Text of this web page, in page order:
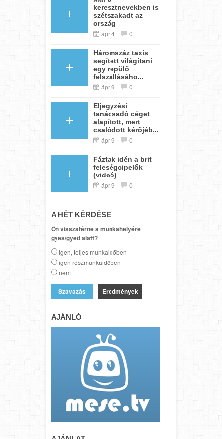
keresztnevekben is
szétszakadt az
ország
ápr 4 0
Háromszáz taxis
segített világítani
egy repülő
felszállásáho...
ápr 9 0
Eljegyzési
tanácsadó céget
alapított, mert
csalódott kérőjéb...
ápr 9 0
Fáztak idén a brit
feleségcipelők
(videó)
ápr 9 0
A HÉT KÉRDÉSE
Ön visszatérne a munkahelyére
gyes/gyed alatt?
igen, teljes munkaidőben
igen részmunkaidőben
nem
Eredmények
AJÁNLÓ